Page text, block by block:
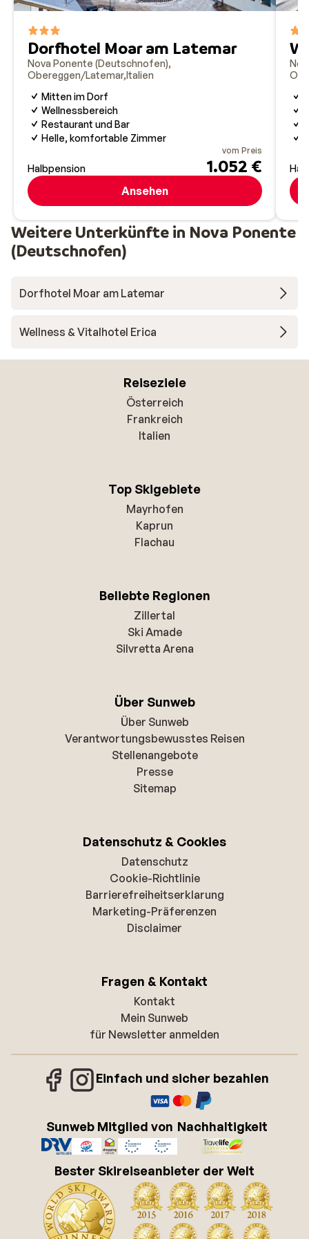
nicht nur sportlich, sondern auch visuell unvergesslich.
Dorfhotel Moar am Latemar
Nova Ponente (Deutschnofen)
Obereggen/Latemar Italien
Mitten im Dorf
Wellnessbereich
Restaurant und Bar
Helle, komfortable Zimmer
Halbpension
vom Preis
1.052 €
Ansehen
Weitere Unterkünfte in Nova Ponente
(Deutschnofen)
Dorfhotel Moar am Latemar
Wellness & Vitalhotel Erica
Reiseziele
Österreich
Frankreich
Italien
Top Skigebiete
Mayrhofen
Kaprun
Flachau
Beliebte Regionen
Zillertal
Ski Amade
Silvretta Arena
Über Sunweb
Über Sunweb
Verantwortungsbewusstes Reisen
Stellenangebote
Presse
Sitemap
Datenschutz & Cookies
Datenschutz
Cookie-Richtlinie
Barrierefreiheitserklarung
Marketing-Präferenzen
Disclaimer
Fragen & Kontakt
Kontakt
Mein Sunweb
für Newsletter anmelden
Einfach und sicher bezahlen
Sunweb Mitglied von Nachhaltigkeit
Bester Skireiseanbieter der Welt